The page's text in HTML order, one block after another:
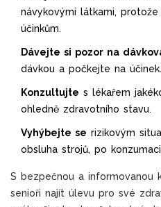
návykovými látkami,
účinkům.
Dávejte si pozor na
dávkou a počkejte na účinek.
Konzultujte s lékařem
ohledně zdravotního stavu.
Vyhýbejte se rizikovým
obsluha strojů, po
S bezpečnou a informovanou
senioři najít úlevu pro své